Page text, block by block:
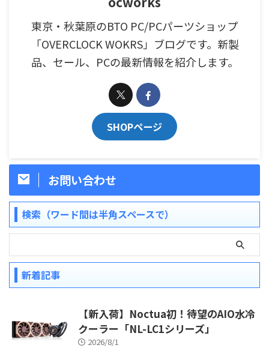
東京・秋葉原のBTO PC/PCパーツショップ
「OVERCLOCK WOKRS」ブログです。新製
品、セール、PCの最新情報を紹介します。
SHOPページ
お問い合わせ
検索（ワード間は半角スペースで）
新着記事
【新入荷】Noctua初！待望のAIO水冷
クーラー「NL-LC1シリーズ」
2026/8/1